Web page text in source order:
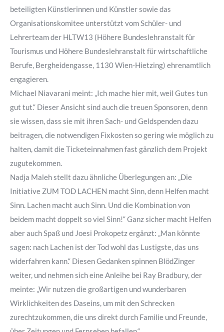
beteiligten Künstlerinnen und Künstler sowie das
Organisationskomitee unterstützt vom Schüler- und
Lehrerteam der HLTW13 (Höhere Bundeslehranstalt für
Tourismus und Höhere Bundeslehranstalt für wirtschaftliche
Berufe, Bergheidengasse, 1130 Wien-Hietzing) ehrenamtlich
engagieren.
Michael Niavarani meint: „Ich mache hier mit, weil Gutes tun
gut tut.“ Dieser Ansicht sind auch die treuen Sponsoren, denn
sie wissen, dass sie mit ihren Sach- und Geldspenden dazu
beitragen, die notwendigen Fixkosten so gering wie möglich zu
halten, damit die Ticketeinnahmen fast gänzlich dem Projekt
zugutekommen.
Nadja Maleh stellt dazu ähnliche Überlegungen an: „Die
Initiative ZUM TOD LACHEN macht Sinn, denn Helfen macht
Sinn. Lachen macht auch Sinn. Und die Kombination von
beidem macht doppelt so viel Sinn!“ Ganz sicher macht Helfen
aber auch Spaß und Joesi Prokopetz ergänzt: „Man könnte
sagen: nach Lachen ist der Tod wohl das Lustigste, das uns
widerfahren kann.“ Diesen Gedanken spinnen BlödZinger
weiter, und nehmen sich eine Anleihe bei Ray Bradbury, der
meinte: „Wir nutzen die großartigen und wunderbaren
Wirklichkeiten des Daseins, um mit den Schrecken
zurechtzukommen, die uns direkt durch Familie und Freunde,